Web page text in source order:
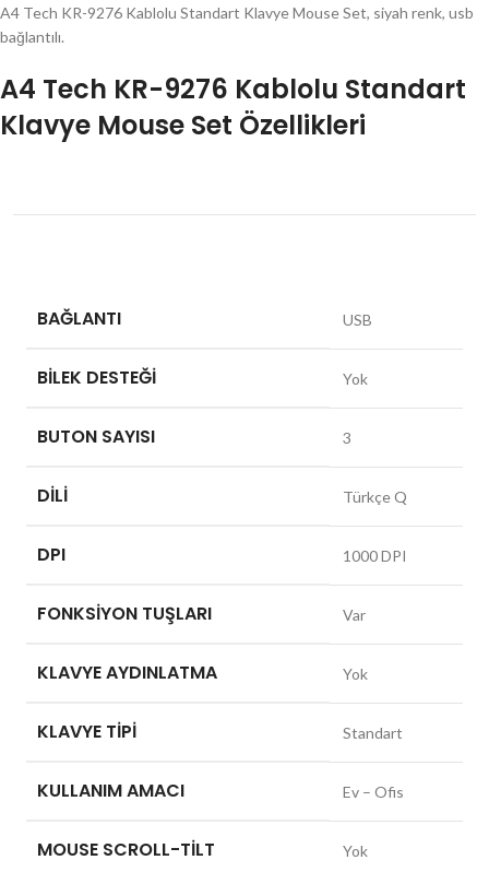
A4 Tech KR-9276 Kablolu Standart Klavye Mouse Set, siyah renk, usb
bağlantılı.
A4 Tech KR-9276 Kablolu Standart
Klavye Mouse Set Özellikleri
BAĞLANTI USB
BILEK DESTEĞI Yok
BUTON SAYISI 3
DILI Türkçe Q
DPI 1000 DPI
FONKSIYON TUŞLARI Var
KLAVYE AYDINLATMA Yok
KLAVYE TIPI Standart
KULLANIM AMACI Ev – Ofis
MOUSE SCROLL-TILT Yok